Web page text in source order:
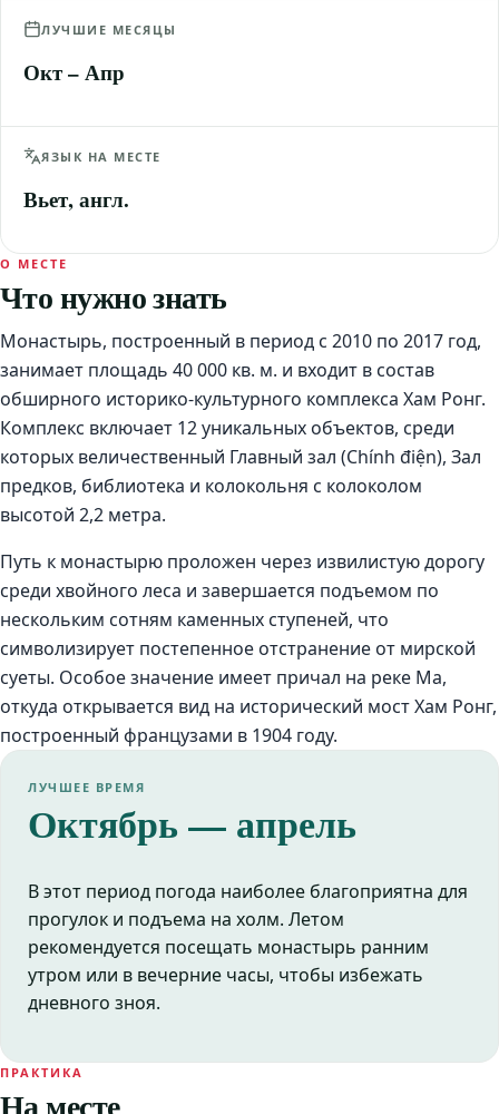
ЛУЧШИЕ МЕСЯЦЫ
Окт – Апр
ЯЗЫК НА МЕСТЕ
Вьет, англ.
О МЕСТЕ
Что нужно знать
Монастырь, построенный в период с 2010 по 2017 год,
занимает площадь 40 000 кв. м. и входит в состав
обширного историко-культурного комплекса Хам Ронг.
Комплекс включает 12 уникальных объектов, среди
которых величественный Главный зал (Chính điện), Зал
предков, библиотека и колокольня с колоколом
высотой 2,2 метра.
Путь к монастырю проложен через извилистую дорогу
среди хвойного леса и завершается подъемом по
нескольким сотням каменных ступеней, что
символизирует постепенное отстранение от мирской
суеты. Особое значение имеет причал на реке Ма,
откуда открывается вид на исторический мост Хам Ронг,
построенный французами в 1904 году.
ЛУЧШЕЕ ВРЕМЯ
Октябрь — апрель
В этот период погода наиболее благоприятна для
прогулок и подъема на холм. Летом
рекомендуется посещать монастырь ранним
утром или в вечерние часы, чтобы избежать
дневного зноя.
ПРАКТИКА